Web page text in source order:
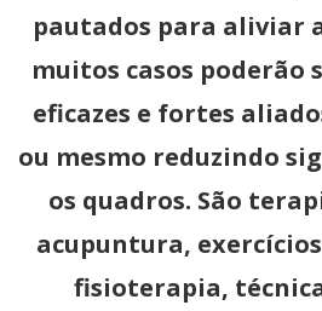
pautados para aliviar
muitos casos
eficazes e fortes
ou mesmo reduzindo
os quadros. São
acupuntura,
fisioterapia,